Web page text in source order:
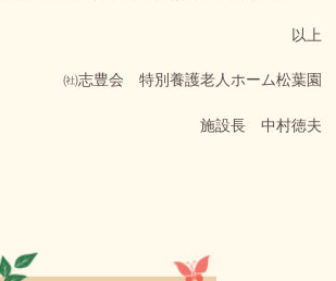
上
㈳志豊会 特別養護老人ホーム松葉園
施設長 中村徳夫